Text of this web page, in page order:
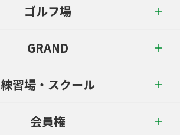
ゴルフ場
GRAND
練習場・スクール
会員権